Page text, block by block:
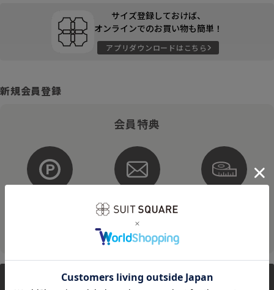
サイズ登録しておけば、
オンラインでのお買い物も簡単！
アプリダウンロードはこちら
新規会員登録
会員特典
メルマガ配信
そのほかにもさまざまなキャンペーンを予定しています。
新規会員登録